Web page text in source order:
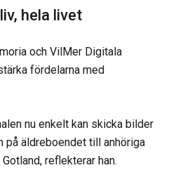
hela livet
och VilMer Digitala
fördelarna med
nu enkelt kan skicka bilder
på äldreboendet till anhöriga
reflekterar han.